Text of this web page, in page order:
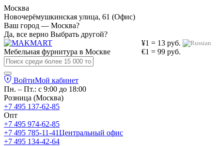
Москва
Новочерёмушкинская улица, 61 (Офис)
Ваш город — Москва?
Да, все верно Выбрать другой?
¥1 = 13 руб.
€1 = 99 руб.
Мебельная фурнитура в Москве
ВойтиМой кабинет
Пн. – Пт.: с 9:00 до 18:00
Розница (Москва)
+7 495 137-62-85
Опт
+7 495 974-62-85
+7 495 785-11-41Центральный офис
+7 495 134-42-64